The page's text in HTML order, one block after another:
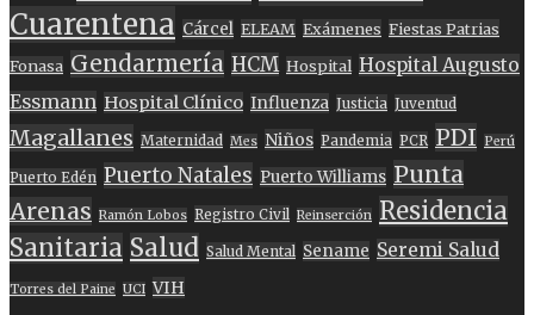
Cuarentena Cárcel ELEAM Exámenes Fiestas Patrias
Fonasa Gendarmería HCM Hospital Hospital Augusto
Essmann Hospital Clínico Influenza Justicia Juventud
Magallanes Maternidad Mes Niños Pandemia PCR PDI Perú
Puerto Edén Puerto Natales Puerto Williams Punta
Arenas Ramón Lobos Registro Civil Reinserción Residencia
Sanitaria Salud Salud Mental Sename Seremi Salud
Torres del Paine UCI VIH